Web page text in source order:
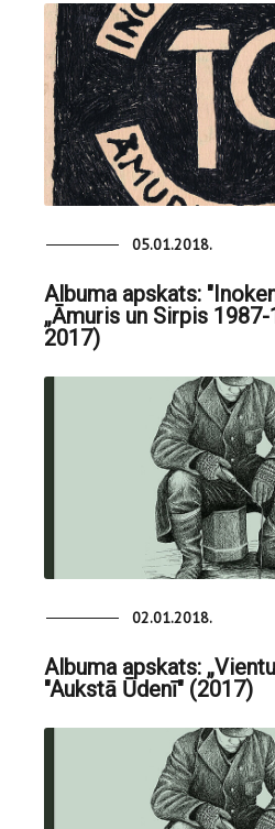
05.01.2018.
Albuma apskats:
„Āmuris un Sirpis
2017)
02.01.2018.
Albuma apskats:
"Aukstā Ūdenī" (2017)